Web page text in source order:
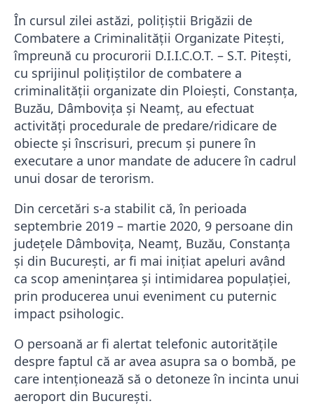
În cursul zilei astăzi, polițiștii Brigăzii de
Combatere a Criminalității Organizate Pitești,
împreună cu procurorii D.I.I.C.O.T. – S.T. Pitești,
cu sprijinul poliţiştilor de combatere a
criminalităţii organizate din Ploieşti, Constanţa,
Buzău, Dâmboviţa şi Neamţ, au efectuat
activităţi procedurale de predare/ridicare de
obiecte și înscrisuri, precum şi punere în
executare a unor mandate de aducere în cadrul
unui dosar de terorism.
Din cercetări s-a stabilit că, în perioada
septembrie 2019 – martie 2020, 9 persoane din
județele Dâmbovița, Neamț, Buzău, Constanța
și din București, ar fi mai inițiat apeluri având
ca scop amenințarea și intimidarea populației,
prin producerea unui eveniment cu puternic
impact psihologic.
O persoană ar fi alertat telefonic autoritățile
despre faptul că ar avea asupra sa o bombă, pe
care intenționează să o detoneze în incinta unui
aeroport din București.